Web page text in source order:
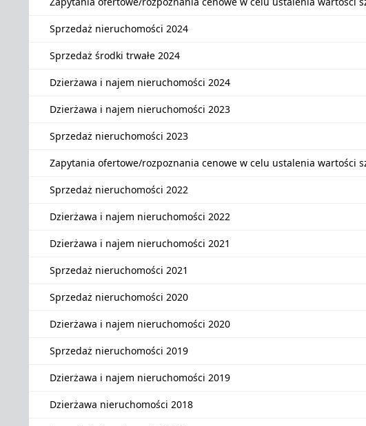
Sprzedaż nieruchomości 2024
Sprzedaż środki trwałe 2024
Dzierżawa i najem nieruchomości 2024
Dzierżawa i najem nieruchomości 2023
Sprzedaż nieruchomości 2023
Zapytania ofertowe/rozpoznania cenowe w celu ustalenia wartości
Sprzedaż nieruchomości 2022
Dzierżawa i najem nieruchomości 2022
Dzierżawa i najem nieruchomości 2021
Sprzedaż nieruchomości 2021
Sprzedaż nieruchomości 2020
Dzierżawa i najem nieruchomości 2020
Sprzedaż nieruchomości 2019
Dzierżawa i najem nieruchomości 2019
Dzierżawa nieruchomości 2018